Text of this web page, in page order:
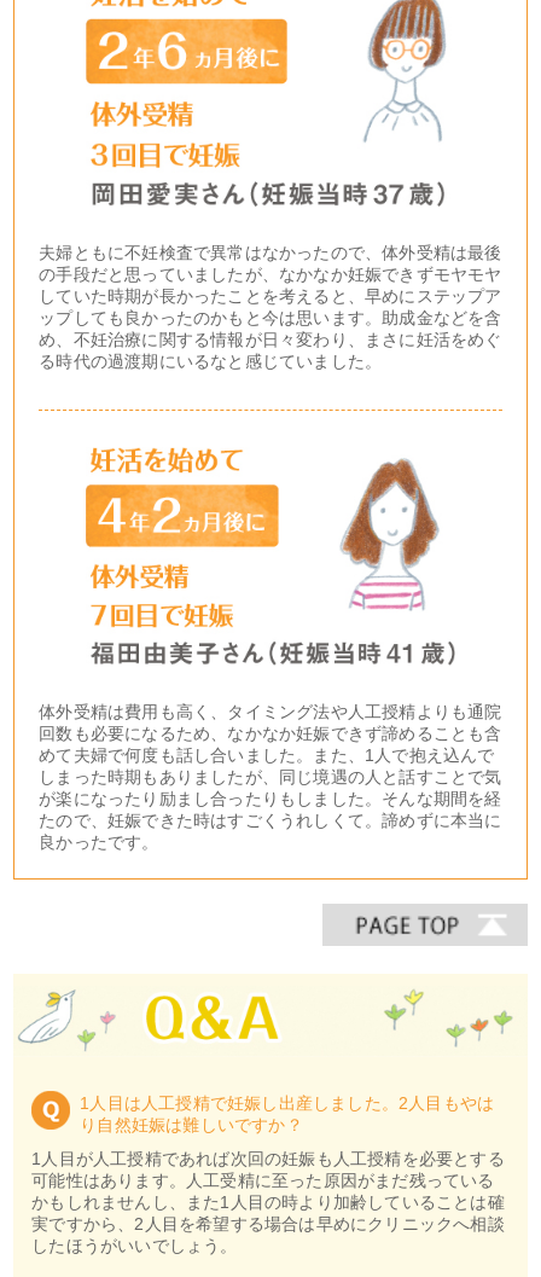
夫婦ともに不妊検査で異常はなかったので、体外受精は最後
の手段だと思っていましたが、なかなか妊娠できずモヤモヤ
していた時期が長かったことを考えると、早めにステップア
ップしても良かったのかもと今は思います。助成金などを含
め、不妊治療に関する情報が日々変わり、まさに妊活をめぐ
る時代の過渡期にいるなと感じていました。
体外受精は費用も高く、タイミング法や人工授精よりも通院
回数も必要になるため、なかなか妊娠できず諦めることも含
めて夫婦で何度も話し合いました。また、1人で抱え込んで
しまった時期もありましたが、同じ境遇の人と話すことで気
が楽になったり励まし合ったりもしました。そんな期間を経
たので、妊娠できた時はすごくうれしくて。諦めずに本当に
良かったです。
1人目は人工授精で妊娠し出産しました。2人目もやは
り自然妊娠は難しいですか？
1人目が人工授精であれば次回の妊娠も人工授精を必要とする
可能性はあります。人工受精に至った原因がまだ残っている
かもしれませんし、また1人目の時より加齢していることは確
実ですから、2人目を希望する場合は早めにクリニックへ相談
したほうがいいでしょう。